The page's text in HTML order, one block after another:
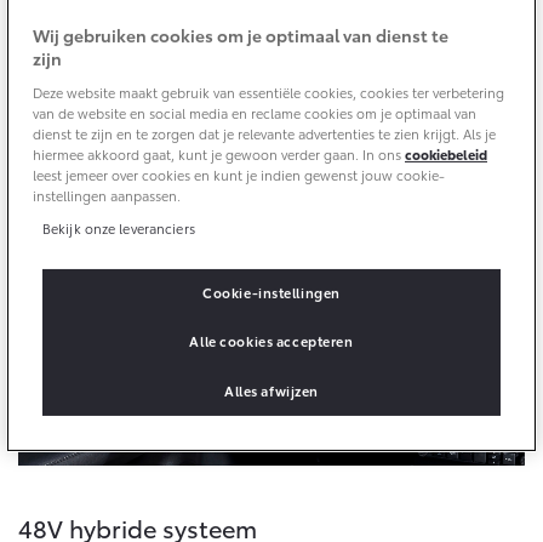
Proace (excl. BTW)
OOK ALS BATTERIJ-
ELEKTRISCH
Proace Verso
BATTERIJ-ELEKTRISCH
OOK ALS BATTERIJ-
maken van een stoffen laag in de structuur van de
distributieriem van de motor-generator. De Hilux
Hybrid 48V is verkrijgbaar als Double Cab in de
Professional- en Invincible-uitvoeringen.
48V hybride systeem
Wij gebruiken cookies om je optimaal van dienst te
zijn
Deze website maakt gebruik van essentiële cookies, cookies ter verbetering
van de website en social media en reclame cookies om je optimaal van
dienst te zijn en te zorgen dat je relevante advertenties te zien krijgt. Als je
hiermee akkoord gaat, kunt je gewoon verder gaan. In onscookiebeleid
leest jemeer over cookies en kunt je indien gewenst jouw cookie-
instellingen aanpassen.
Bekijk onze leveranciers
Cookie-instellingen
Alles afwijzen
Alle cookies accepteren